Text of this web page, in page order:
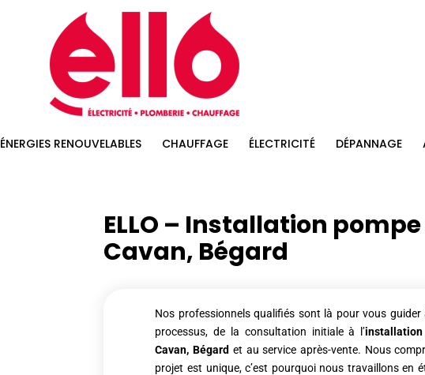
ÉNERGIES RENOUVELABLES CHAUFFAGE ÉLECTRICITÉ DÉPANNAGE
ELLO – Installation
Cavan, Bégard
Nos professionnels qualifiés sont là pour vous guider
processus, de la consultation initiale à l’
Cavan, Bégard et au service après-vente. Nous
projet est unique, c’est pourquoi nous travaillons en